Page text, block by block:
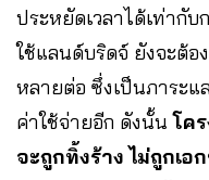
ประหยัดเวลาได้เท่ากั
ใช้แลนด์บริดจ์ ยังจะต้อ
หลายต่อ ซึ่งเป็นภาระแ
ค่าใช้จ่ายอีก ดังนั้นโค
จะถูกทิ้งร้าง ไม่ถูกเอ